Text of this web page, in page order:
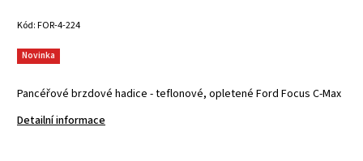
Kód:FOR-4-224
Pancéřové brzdové hadice - teflonové, opletené Ford Focus C-Max
Detailní informace
Novinka